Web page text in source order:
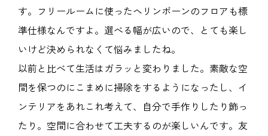
す。フリールームに使ったヘリンボーンのフロアも標
準仕様なんですよ。選べる幅が広いので、とても楽し
いけど決められなくて悩みましたね。
以前と比べて生活はガラッと変わりました。素敵な空
間を保つのにこまめに掃除をするようになったし、イ
ンテリアをあれこれ考えて、自分で手作りしたり飾っ
たり。空間に合わせて工夫するのが楽しいんです。友